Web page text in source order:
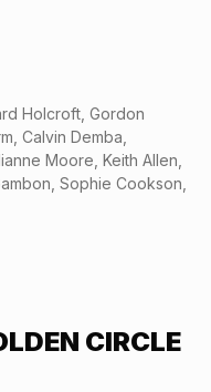
Holcroft, Gordon
Calvin Demba,
Moore, Keith Allen,
Sophie Cookson,
CIRCLE